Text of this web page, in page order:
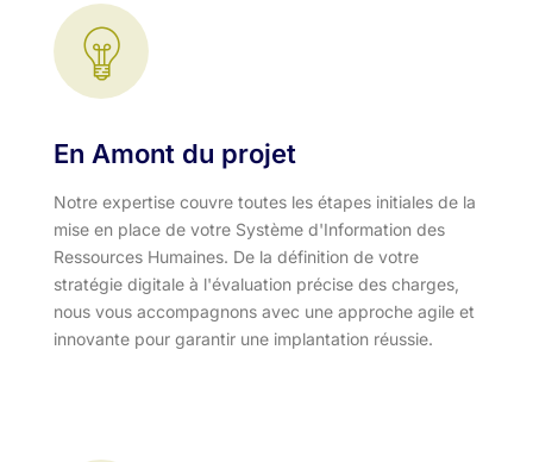
En Amont du projet
Notre expertise couvre toutes les étapes initiales de la
mise en place de votre Système d'Information des
Ressources Humaines. De la définition de votre
stratégie digitale à l'évaluation précise des charges,
nous vous accompagnons avec une approche agile et
innovante pour garantir une implantation réussie.